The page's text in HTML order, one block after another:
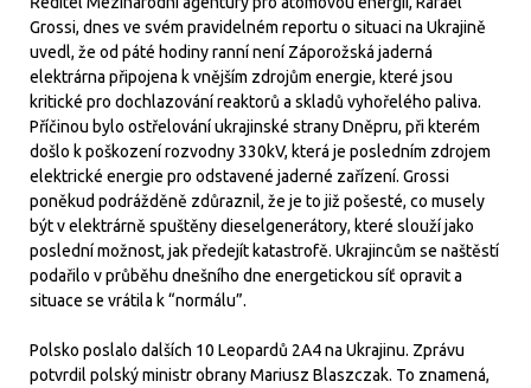
Grossi, dnes ve svém pravidelném reportu o situaci na Ukrajině
uvedl, že od páté hodiny ranní není Záporožská jaderná
elektrárna připojena k vnějším zdrojům energie, které jsou
kritické pro dochlazování reaktorů a skladů vyhořelého paliva.
Příčinou bylo ostřelování ukrajinské strany Dněpru, při kterém
došlo k poškození rozvodny 330kV, která je posledním zdrojem
elektrické energie pro odstavené jaderné zařízení. Grossi
poněkud podrážděně zdůraznil, že je to již pošesté, co musely
být v elektrárně spuštěny dieselgenerátory, které slouží jako
poslední možnost, jak předejít katastrofě. Ukrajincům se naštěstí
podařilo v průběhu dnešního dne energetickou síť opravit a
situace se vrátila k “normálu”.
Polsko poslalo dalších 10 Leopardů 2A4 na Ukrajinu. Zprávu
potvrdil polský ministr obrany Mariusz Blaszczak. To znamená,